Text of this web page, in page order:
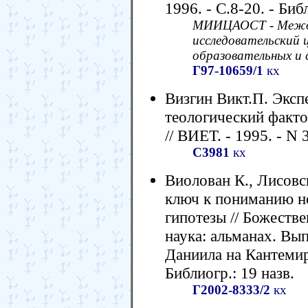
1996. - С.8-20. -
МИИЦАОСТ -
образовательных и
Г97-10659/1 кх
Визгин Викт.П.
теологический
// ВИЕТ. - 1995. - N
С3981 кх
Виолован К.,
ключ к пониманию
гипотезы //
наука: альманах.
Даниила на
Библиогр.: 19 назв.
Г2002-8333/2 кх